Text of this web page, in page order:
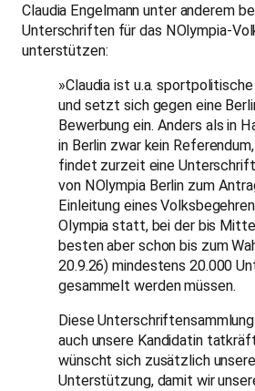
Claudia Engelmann unter anderem
Unterschriften für das NOlympia-
unterstützen:
»Claudia ist u.a.
und setzt sich gegen eine
Bewerbung ein. Anders als in
in Berlin zwar kein
findet zurzeit eine
von NOlympia Berlin zum
Einleitung eines
Olympia statt, bei der bis
besten aber schon bis zum
20.9.26) mindestens 20.000
gesammelt werden müssen.
Diese
auch unsere Kandidatin
wünscht sich zusätzlich unsere
Unterstützung, damit wir